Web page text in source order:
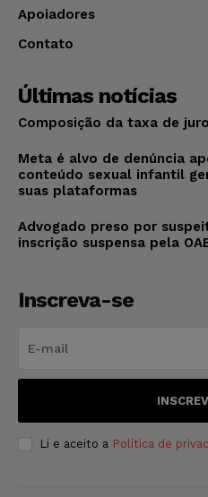
Apoiadores
Contato
Últimas notícias
Composição da taxa de
Meta é alvo de denúncia
conteúdo sexual infantil
suas plataformas
Advogado preso por
inscrição suspensa pela
Inscreva-se
Li e aceito a Política de